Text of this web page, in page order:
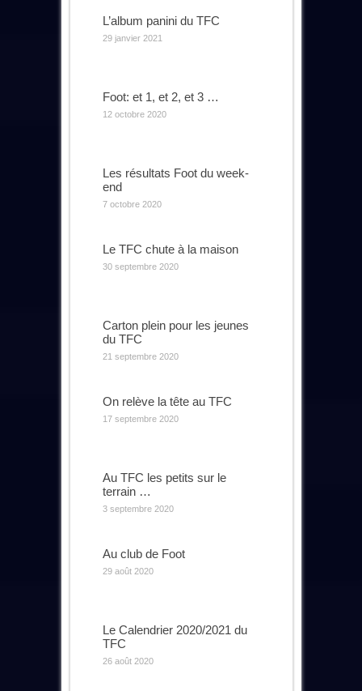
L’album panini du TFC
29 janvier 2021
Foot: et 1, et 2, et 3 …
12 octobre 2020
Les résultats Foot du week-
end
7 octobre 2020
Le TFC chute à la maison
30 septembre 2020
Carton plein pour les jeunes
du TFC
21 septembre 2020
On relève la tête au TFC
17 septembre 2020
Au TFC les petits sur le
terrain …
3 septembre 2020
Au club de Foot
29 août 2020
Le Calendrier 2020/2021 du
TFC
26 août 2020